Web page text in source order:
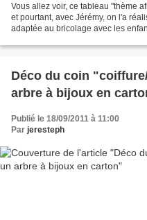
Vous allez voir, ce tableau "thème
et pourtant, avec Jérémy, on l'a
adaptée au bricolage avec les
Déco du coin
arbre à bijoux en
Publié le 18/09/2011 à 11:00
Par jeresteph